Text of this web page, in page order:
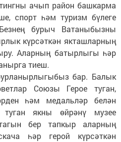
ачып район башкарма
спорт һәм туризм бүлеге
бурыч Ватаныбызны
күрсәткән якташларның
Аларның батырлыгы һәр
тиеш.
бар. Балык
Союзы Герое туган,
һәм медальләр белән
туган якны өйрәнү музее
бер тапкыр аларның
һәр герой күрсәткән